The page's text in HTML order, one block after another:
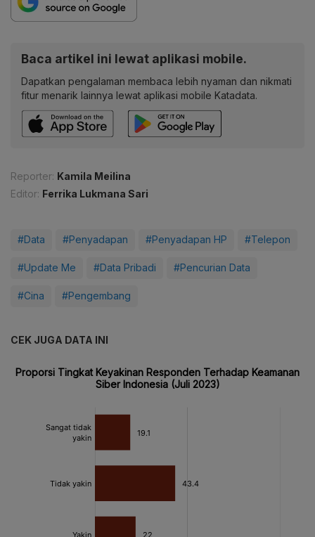
Baca artikel ini lewat aplikasi mobile.
Dapatkan pengalaman membaca lebih nyaman dan nikmati
fitur menarik lainnya lewat aplikasi mobile Katadata.
Reporter: Kamila Meilina
Editor: Ferrika Lukmana Sari
#Data #Penyadapan #Penyadapan HP #Telepon
#Update Me #Data Pribadi #Pencurian Data
#Cina #Pengembang
CEK JUGA DATA INI